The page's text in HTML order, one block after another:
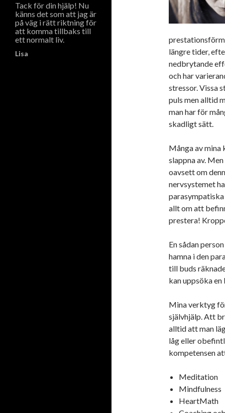
längre tider,
nedbrytande
och har
stressor. Vissa
puls men alltid
man har för
skadligt sätt.
Många av mina
slappna av.
oavsett om
nervsystemet
parasympatiska
allt om att
prestera!
En sådan
hamna i den
till buds
kan uppsöka
Mina verktyg
självhjälp. Att
alltid att man
låg eller
kompetensen
Meditation
Mindfulness
HeartMath
Tack för din hjälp! Nu
känns det som att jag är
på väg i rätt riktning för
att komma tillbaks till
ett normalt liv.
Lisa